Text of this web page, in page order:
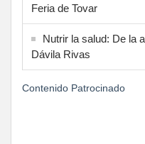
Feria de Tovar
Nutrir la salud: De la
Dávila Rivas
Contenido Patrocinado